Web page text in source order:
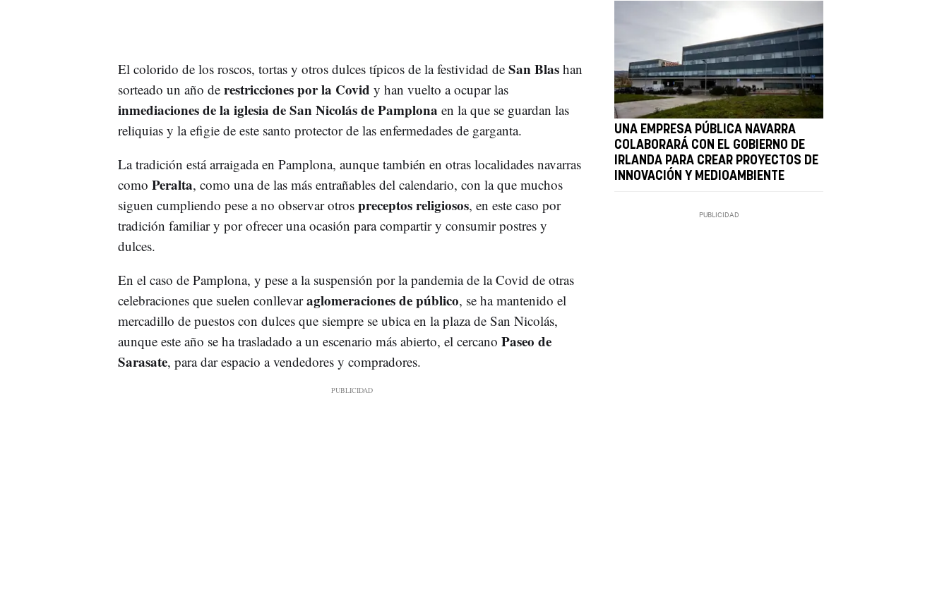
El colorido de los roscos, tortas y otros dulces típicos de la festividad deSan Blashan
sorteado un año de restricciones por la Covid y han vuelto a ocupar las
inmediaciones de la iglesia de San Nicolás de Pamplona en la que se guardan las
reliquias y la efigie de este santo protector de las enfermedades de garganta.
La tradición está arraigada en Pamplona, aunque también en otras localidades navarras
como Peralta, como una de las más entrañables del calendario, con la que muchos
siguen cumpliendo pese a no observar otros preceptos religiosos, en este caso por
tradición familiar y por ofrecer una ocasión para compartir y consumir postres y
dulces.
En el caso de Pamplona, y pese a la suspensión por la pandemia de la Covid de otras
celebraciones que suelen conllevaraglomeraciones de público, se ha mantenido el
mercadillo de puestos con dulces que siempre se ubica en la plaza de San Nicolás,
aunque este año se ha trasladado a un escenario más abierto, el cercano Paseo de
Sarasate, para dar espacio a vendedores y compradores.
UNA EMPRESA PÚBLICA NAVARRA
COLABORARÁ CON EL GOBIERNO DE
IRLANDA PARA CREAR PROYECTOS DE
INNOVACIÓN Y MEDIOAMBIENTE